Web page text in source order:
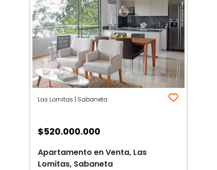
Las Lomitas | Sabaneta
$520.000.000
Apartamento en Venta, Las
Lomitas, Sabaneta